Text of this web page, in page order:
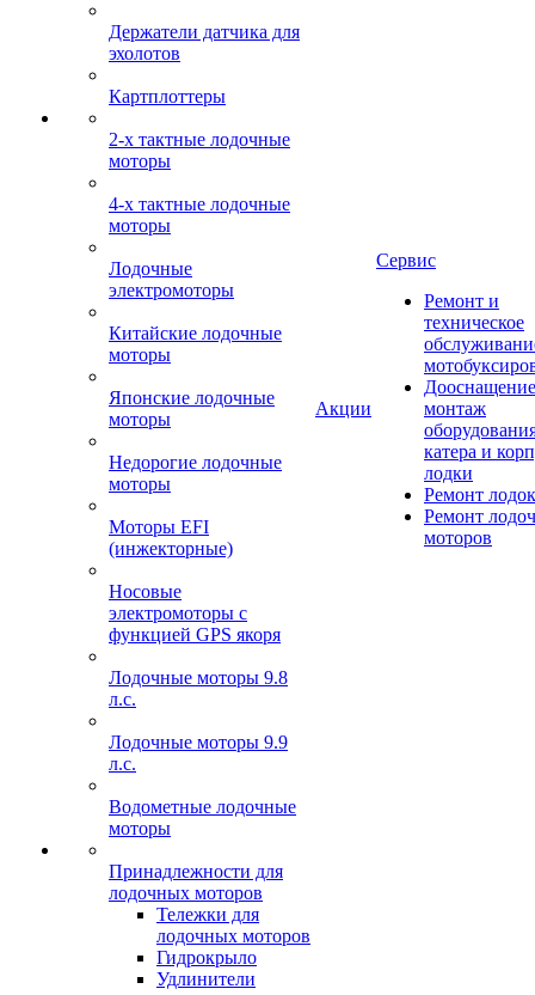
Держатели датчика для
эхолотов
Картплоттеры
2-х тактные лодочные
моторы
4-х тактные лодочные
моторы
Лодочные
электромоторы
Китайские лодочные
моторы
Японские лодочные
моторы
Недорогие лодочные
моторы
Моторы EFI
(инжекторные)
Носовые
электромоторы с
функцией GPS якоря
Лодочные моторы 9.8
л.с.
Лодочные моторы 9.9
л.с.
Водометные лодочные
моторы
Принадлежности для
лодочных моторов
Тележки для
лодочных моторов
Гидрокрыло
Удлинители
Акции
Сервис
Ремонт и
техническое
монтаж
катера и
лодки
Ремонт
Ремонт
моторов